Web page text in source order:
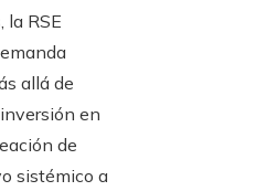
la RSE
allá de
en
de
sistémico a